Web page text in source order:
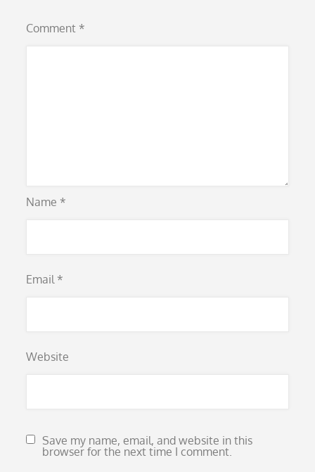
Comment *
Name *
Email *
Website
Save my name, email, and website in this
browser for the next time I comment.